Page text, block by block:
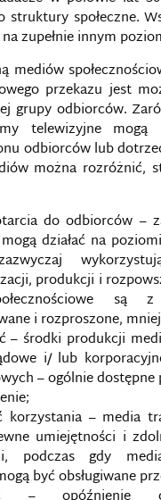
struktury społeczne.
zupełnie innym
mediów
przekazu jest
grupy odbiorców.
telewizyjne mogą
odbiorców lub
można rozróżnić,
do odbiorców –
działać na
produkcji i
są
i rozproszone,
– środki produkcji
i/ lub
– ogólnie
korzystania – media
umiejętności i
podczas gdy media
być obsługiwane
INFORMACYJNA
INFORMACYJNA